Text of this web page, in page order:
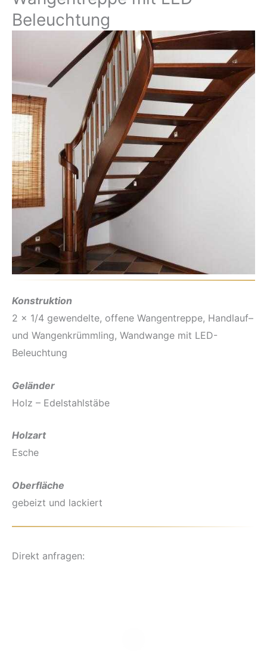
Beleuchtung
Konstruktion
2 x 1/4 gewendelte, offene Wangentreppe, Handlauf–
und Wangenkrümmling, Wandwange mit LED-
Beleuchtung
Geländer
Holz – Edelstahlstäbe
Holzart
Esche
Oberfläche
gebeizt und lackiert
Direkt anfragen: